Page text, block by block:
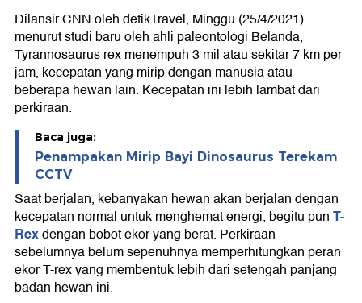
Dilansir CNN oleh detikTravel, Minggu (25/4/2021)
menurut studi baru oleh ahli paleontologi Belanda,
Tyrannosaurus rex menempuh 3 mil atau sekitar 7 km per
jam, kecepatan yang mirip dengan manusia atau
beberapa hewan lain. Kecepatan ini lebih lambat dari
perkiraan.
Baca juga:
Penampakan Mirip Bayi Dinosaurus Terekam
CCTV
Saat berjalan, kebanyakan hewan akan berjalan dengan
kecepatan normal untuk menghemat energi, begitu punT-
Rexdengan bobot ekor yang berat. Perkiraan
sebelumnya belum sepenuhnya memperhitungkan peran
ekor T-rex yang membentuk lebih dari setengah panjang
badan hewan ini.